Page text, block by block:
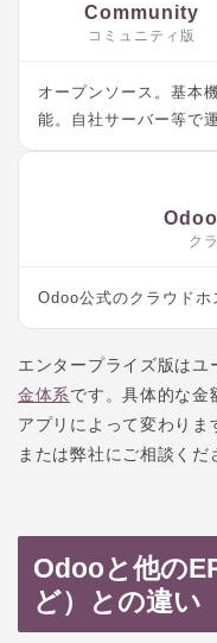
Community
コミュニティ版
オープンソース。基本
能。自社サーバー等で
ク
Odoo公式のクラウドホ
エンタープライズ版はユ
金体系です。具体的な金
アプリによって変わりま
または弊社にご相談くだ
Odooと他の
ど）との違い